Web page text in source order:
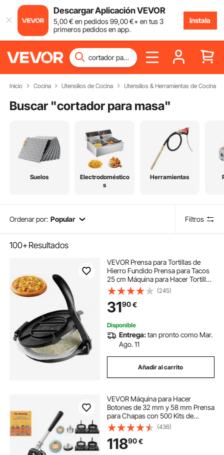
Descargar Aplicación VEVOR
5,00€ en pedidos99,00€+ en tus 3
primeros pedidos en app.
Instala
Inicio Cocina Utensilios de Cocina Utensilios & Herramientas de Cocina
Buscar "cortador para masa"
Suelos
Electrodoméstico
s
Herramientas
Ordenar por: Popular Filtros
100+Resultados
VEVOR Prensa para Tortillas de
Hierro Fundido Prensa para Tacos
25 cm Máquina para Hacer Tortillas
pre-sazonada con 100 Piezas de
Papel Pergamino, Máquina para
Masa para Tortillas de Harina,
Negro
(245)
3190€
Disponible
Entrega:tan pronto como Mar.
Ago. 11
Añadir al carrito
VEVOR Máquina para Hacer
Botones de 32 mm y 58 mm Prensa
para Chapas con 500 Kits de
Botones con Libro Mágico y
Cortador de Círculos Máquina para
Hacer Chapas de Aluminio y ABS
Kit de Personalización
(436)
11890€